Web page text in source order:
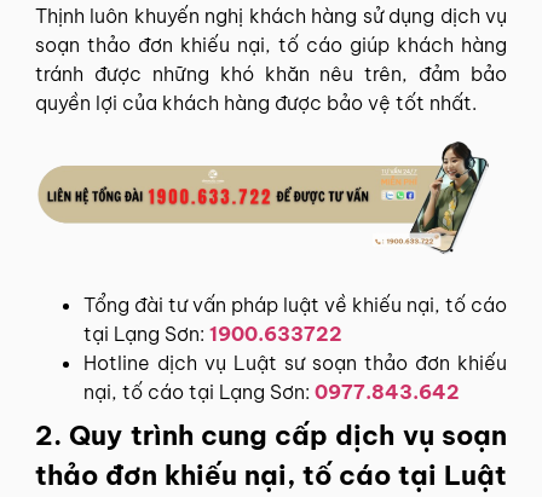
Thịnh luôn khuyến nghị khách hàng sử dụng dịch vụ
soạn thảo đơn khiếu nại, tố cáo giúp khách hàng
tránh được những khó khăn nêu trên, đảm bảo
quyền lợi của khách hàng được bảo vệ tốt nhất.
Tổng đài tư vấn pháp luật về khiếu nại, tố cáo
tại Lạng Sơn: 1900.633722
Hotline dịch vụ Luật sư soạn thảo đơn khiếu
nại, tố cáo tại Lạng Sơn: 0977.843.642
2. Quy trình cung cấp dịch vụ soạn
thảo đơn khiếu nại, tố cáo tại Luật